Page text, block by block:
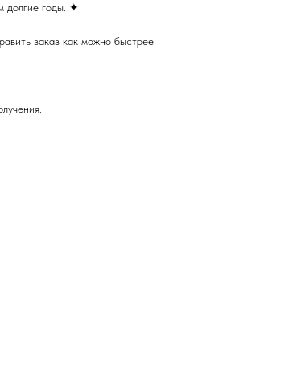
долгие годы. ✦
заказ как можно быстрее.
от 3000р